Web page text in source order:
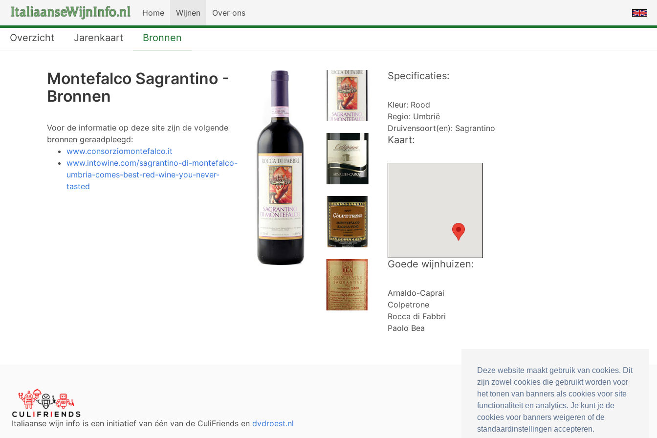
Deze website maakt gebruik van cookies. Dit
zijn zowel cookies die gebruikt worden voor
het tonen van banners als cookies voor site
functionaliteit en analytics. Je kunt je de
cookies voor banners weigeren of de
standaardinstellingen accepteren.
Home Wijnen Over ons
Overzicht Jarenkaart Bronnen
Montefalco Sagrantino -
Bronnen
Voor de informatie op deze site zijn de volgende
bronnen geraadpleegd:
www.consorziomontefalco.it
www.intowine.com/sagrantino-di-montefalco-
umbria-comes-best-red-wine-you-never-
tasted
Specificaties:
Kleur: Rood
Regio: Umbrië
Druivensoort(en): Sagrantino
Kaart:
Goede wijnhuizen:
Arnaldo-Caprai
Colpetrone
Rocca di Fabbri
Paolo Bea
Italiaanse wijn info is een initiatief van één van de CuliFriends en dvdroest.nl